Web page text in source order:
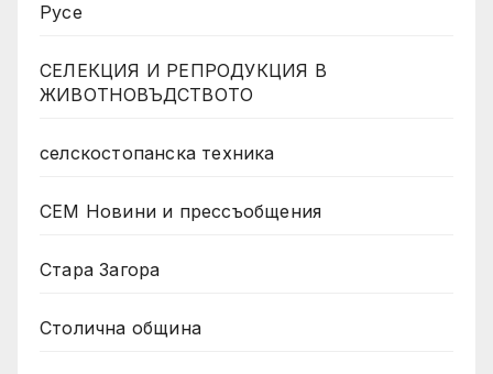
Русе
СЕЛЕКЦИЯ И РЕПРОДУКЦИЯ В
ЖИВОТНОВЪДСТВОТО
селскостопанска техника
СЕМ Новини и прессъобщения
Стара Загора
Столична община